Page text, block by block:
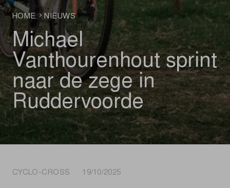
HOME NIEUWS
Michael
Vanthourenhout sprint
naar de zege in
Ruddervoorde
CYCLO-CROSS 19/10/2025